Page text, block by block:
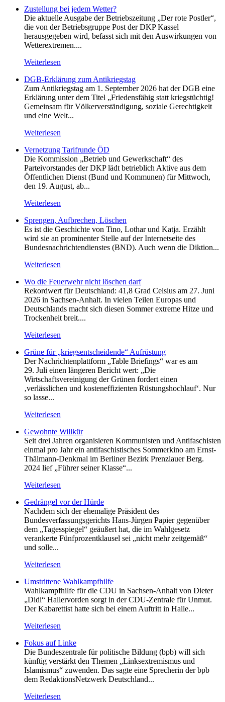
Zustellung bei jedem Wetter?
Die aktuelle Ausgabe der Betriebszeitung „Der rote Postler“,
die von der Betriebsgruppe Post der DKP Kassel
herausgegeben wird, befasst sich mit den Auswirkungen von
Wetterextremen....
Weiterlesen
DGB-Erklärung zum Antikriegstag
Zum Antikriegstag am 1. September 2026 hat der DGB eine
Erklärung unter dem Titel „Friedensfähig statt kriegstüchtig!
Gemeinsam für Völkerverständigung, soziale Gerechtigkeit
und eine Welt...
Weiterlesen
Vernetzung Tarifrunde ÖD
Die Kommission „Betrieb und Gewerkschaft“ des
Parteivorstandes der DKP lädt betrieblich Aktive aus dem
Öffentlichen Dienst (Bund und Kommunen) für Mittwoch,
den 19. August, ab...
Weiterlesen
Sprengen, Aufbrechen, Löschen
Es ist die Geschichte von Tino, Lothar und Katja. Erzählt
wird sie an prominenter Stelle auf der Internetseite des
Bundesnachrichtendienstes (BND). Auch wenn die Diktion...
Weiterlesen
Wo die Feuerwehr nicht löschen darf
Rekordwert für Deutschland: 41,8 Grad Celsius am 27. Juni
2026 in Sachsen-Anhalt. In vielen Teilen Europas und
Deutschlands macht sich diesen Sommer extreme Hitze und
Trockenheit breit....
Weiterlesen
Grüne für „kriegsentscheidende“ Aufrüstung
Der Nachrichtenplattform „Table Briefings“ war es am
29. Juli einen längeren Bericht wert: „Die
Wirtschaftsvereinigung der Grünen fordert einen
‚verlässlichen und kosteneffizienten Rüstungshochlauf‘. Nur
so lasse...
Weiterlesen
Gewohnte Willkür
Seit drei Jahren organisieren Kommunisten und Antifaschisten
einmal pro Jahr ein antifaschistisches Sommerkino am Ernst-
Thälmann-Denkmal im Berliner Bezirk Prenzlauer Berg.
2024 lief „Führer seiner Klasse“...
Weiterlesen
Gedrängel vor der Hürde
Nachdem sich der ehemalige Präsident des
Bundesverfassungsgerichts Hans-Jürgen Papier gegenüber
dem „Tagesspiegel“ geäußert hat, die im Wahlgesetz
verankerte Fünfprozentklausel sei „nicht mehr zeitgemäß“
und solle...
Weiterlesen
Umstrittene Wahlkampfhilfe
Wahlkampfhilfe für die CDU in Sachsen-Anhalt von Dieter
„Didi“ Hallervorden sorgt in der CDU-Zentrale für Unmut.
Der Kabarettist hatte sich bei einem Auftritt in Halle...
Weiterlesen
Fokus auf Linke
Die Bundeszentrale für politische Bildung (bpb) will sich
künftig verstärkt den Themen „Linksextremismus und
Islamismus“ zuwenden. Das sagte eine Sprecherin der bpb
dem RedaktionsNetzwerk Deutschland...
Weiterlesen